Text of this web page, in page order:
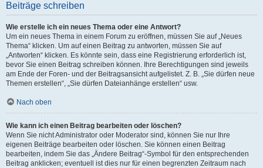
Beiträge schreiben
Wie erstelle ich ein neues Thema oder eine Antwort?
Um ein neues Thema in einem Forum zu eröffnen, müssen Sie auf „Neues
Thema“ klicken. Um auf einen Beitrag zu antworten, müssen Sie auf
„Antworten“ klicken. Es könnte sein, dass eine Registrierung erforderlich ist,
bevor Sie einen Beitrag schreiben können. Ihre Berechtigungen sind jeweils
am Ende der Foren- und der Beitragsansicht aufgelistet. Z. B. „Sie dürfen neue
Themen erstellen“, „Sie dürfen Dateianhänge erstellen“ usw.
Nach oben
Wie kann ich einen Beitrag bearbeiten oder löschen?
Wenn Sie nicht Administrator oder Moderator sind, können Sie nur Ihre
eigenen Beiträge bearbeiten oder löschen. Sie können einen Beitrag
bearbeiten, indem Sie das „Ändere Beitrag“-Symbol für den entsprechenden
Beitrag anklicken; eventuell ist dies nur für einen begrenzten Zeitraum nach